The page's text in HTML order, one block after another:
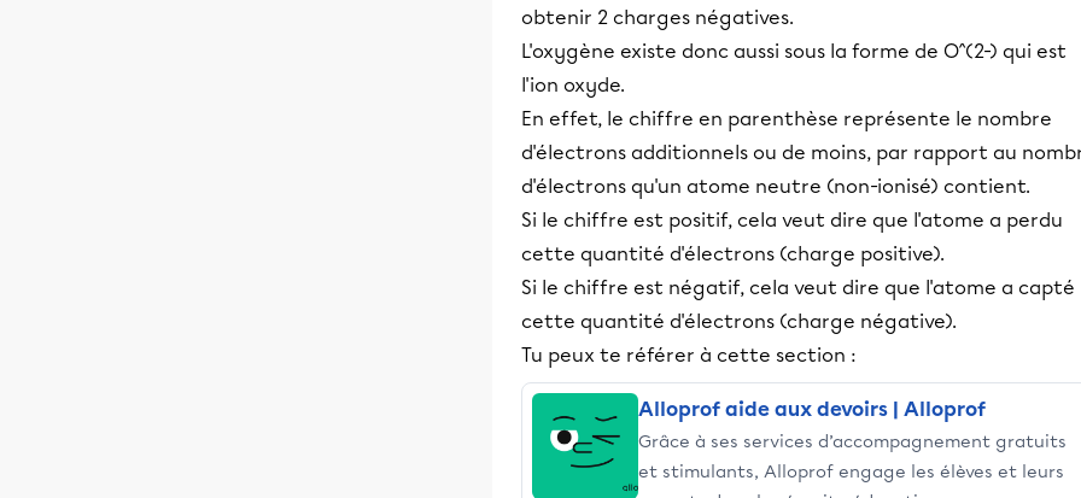
obtenir 2 charges négatives.
L'oxygène existe donc aussi sous la forme de O^(2-) qui est
l'ion oxyde.
En effet, le chiffre en parenthèse représente le nombre
d'électrons additionnels ou de moins, par rapport au
d'électrons qu'un atome neutre (non-ionisé) contient.
Si le chiffre est positif, cela veut dire que l'atome a perdu
cette quantité d'électrons (charge positive).
Si le chiffre est négatif, cela veut dire que l'atome a capté
cette quantité d'électrons (charge négative).
Tu peux te référer à cette section :
Alloprof aide aux devoirs | Alloprof
Grâce à ses services d’accompagnement gratuits
et stimulants, Alloprof engage les élèves et leurs